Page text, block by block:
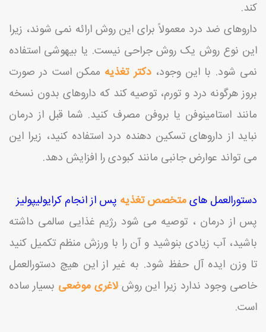
کند.
داروهای ضد درد معمولاً برای این روش ارائه نمی شوند، زیرا
این نوع روش یک روش جراحی نیست. یا بیهوشی استفاده
نمی شود. با این وجود،دکتر تغذیه ممکن است در صورت
بروز هرگونه درد و تورم، توصیه کند که داروهای بدون نسخه
مانند استامینوفن یا بروفن مصرف کنید. شما قبل از درمان
نباید از داروهای تسکین دهنده درد استفاده کنید، زیرا این
می تواند عوارض جانبی مانند کبودی را افزایش دهد.
دستورالعمل هایمتخصص تغذیه پس از انجام کرایولیپولیز
پس از درمان ، توصیه می شود رژیم غذایی سالمی داشته
باشید، آب زیادی بنوشید و آن را با ورزش منظم تکمیل کنید
تا وزن ایده آل حفظ شود. به غیر از این هیچ دستورالعمل
خاصی وجود ندارد زیرا این روشلاغری موضعی بسیار ساده
است.